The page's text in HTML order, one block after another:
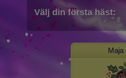
Välj din första häst:
Maja